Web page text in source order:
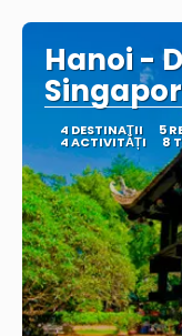
Hanoi -
4 DESTINAŢII 5
4 ACTIVITĂȚI 8